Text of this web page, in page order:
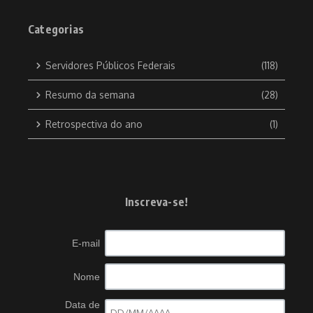
Categorias
Servidores Públicos Federais (118)
Resumo da semana (28)
Retrospectiva do ano (1)
Inscreva-se!
E-mail
Nome
Data de